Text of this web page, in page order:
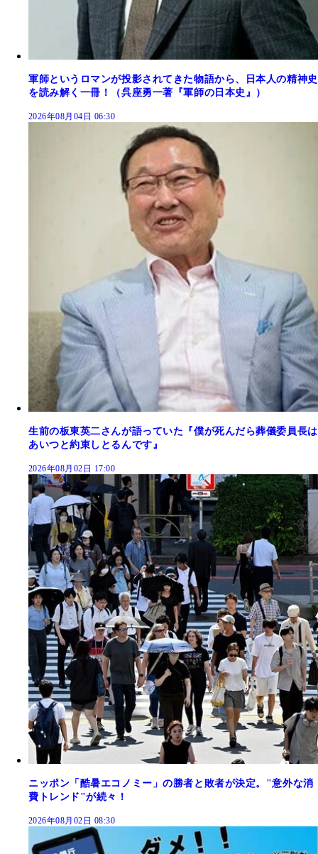
軍師というロマンが投影されてきた物語から、日本人の精神史
を読み解く一冊！（呉座勇一著『軍師の日本史』）
2026年08月04日 06:30
生前の板東英二さんが語っていた『僕が死んだら葬儀委員長は
あいつと約束しとるんです』
2026年08月02日 17:00
ニッポン「酷暑エコノミー」の勝者と敗者が決定。"意外な消
費トレンド"が続々！
2026年08月02日 08:30